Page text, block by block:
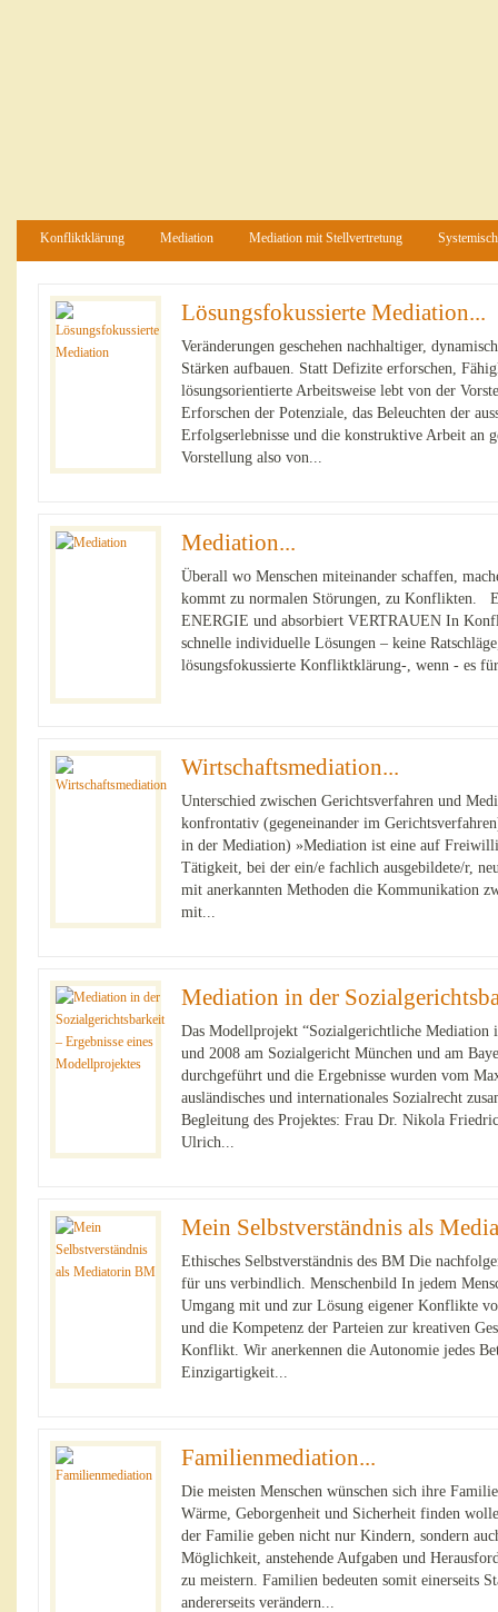
Konfliktklärung Mediation Mediation mit Stellvertretung
Lösungsfokussierte Mediation...
Veränderungen geschehen nachhaltiger,
Stärken aufbauen. Statt Defizite erforschen,
lösungsorientierte Arbeitsweise lebt von der
Erforschen der Potenziale, das Beleuchten der
Erfolgserlebnisse und die konstruktive Arbeit an
Vorstellung also von...
Mediation...
Überall wo Menschen miteinander schaffen,
kommt zu normalen Störungen, zu Konflikten.
ENERGIE und absorbiert VERTRAUEN In
schnelle individuelle Lösungen – keine
lösungsfokussierte Konfliktklärung-, wenn - es
Wirtschaftsmediation...
Unterschied zwischen Gerichtsverfahren und
konfrontativ (gegeneinander im
in der Mediation) »Mediation ist eine auf
Tätigkeit, bei der ein/e fachlich ausgebildete/r,
mit anerkannten Methoden die Kommunikation
mit...
Mediation in der
Das Modellprojekt “Sozialgerichtliche Mediation
und 2008 am Sozialgericht München und am
durchgeführt und die Ergebnisse wurden vom
ausländisches und internationales Sozialrecht
Begleitung des Projektes: Frau Dr. Nikola
Ulrich...
Mein Selbstverständnis als
Ethisches Selbstverständnis des BM Die
für uns verbindlich. Menschenbild In jedem
Umgang mit und zur Lösung eigener Konflikte
und die Kompetenz der Parteien zur kreativen
Konflikt. Wir anerkennen die Autonomie jedes
Einzigartigkeit...
Familienmediation...
Die meisten Menschen wünschen sich ihre
Wärme, Geborgenheit und Sicherheit finden
der Familie geben nicht nur Kindern, sondern
Möglichkeit, anstehende Aufgaben und
zu meistern. Familien bedeuten somit einerseits
andererseits verändern...